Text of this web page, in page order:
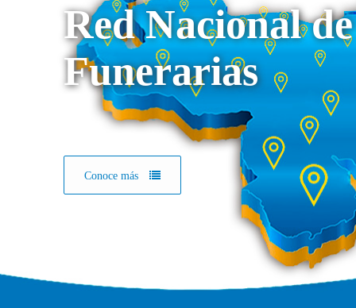
Red Nacional de
Funerarias
Conoce más